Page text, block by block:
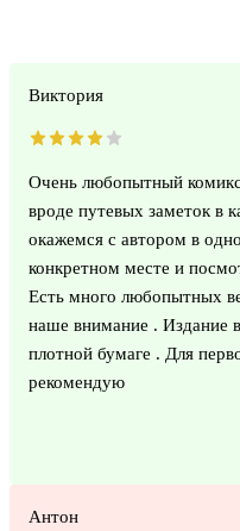
Виктория
Очень любопытный
вроде путевых заметок в
окажемся с автором в
конкретном месте и
Есть много любопытных
наше внимание . Издание
плотной бумаге . Для
рекомендую
Антон